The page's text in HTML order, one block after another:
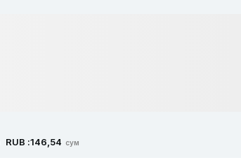
RUB :146,54 сум